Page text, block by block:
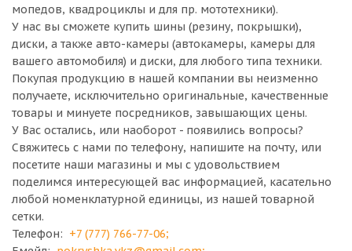
мопедов, квадроциклы и для пр. мототехники).
У нас вы сможете купить шины (резину, покрышки),
диски, а также авто-камеры (автокамеры, камеры для
вашего автомобиля) и диски, для любого типа техники.
Покупая продукцию в нашей компании вы неизменно
получаете, исключительно оригинальные, качественные
товары и минуете посредников, завышающих цены.
У Вас остались, или наоборот - появились вопросы?
Свяжитесь с нами по телефону, напишите на почту, или
посетите наши магазины и мы с удовольствием
поделимся интересующей вас информацией, касательно
любой номенклатурной единицы, из нашей товарной
сетки.
Телефон: +7 (777) 766-77-06;